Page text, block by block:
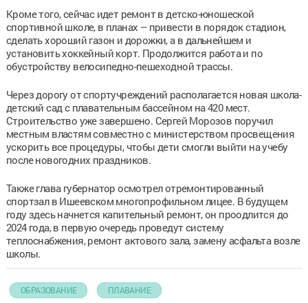
Кроме того, сейчас идет ремонт в детско-юношеской
спортивной школе, в планах – привести в порядок стадион,
сделать хороший газон и дорожки, а в дальнейшем и
установить хоккейный корт. Продолжится работа и по
обустройству велосипедно-пешеходной трассы.
Через дорогу от спортучреждений располагается новая школа-
детский сад с плавательным бассейном на 420 мест.
Строительство уже завершено. Сергей Морозов поручил
местным властям совместно с министерством просвещения
ускорить все процедуры, чтобы дети смогли выйти на учебу
после новогодних праздников.
Также глава губернатор осмотрел отремонтированный
спортзал в Ишеевском многопрофильном лицее. В будущем
году здесь начнется капительный ремонт, он проодлится до
2024 года, в первую очередь проведут систему
теплоснабжения, ремонт актового зала, замену асфальта возле
школы.
ОБРАЗОВАНИЕ ПЛАВАНИЕ